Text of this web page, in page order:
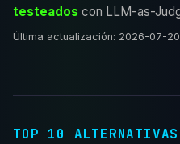
testeados con LLM-as-
Última actualización: 2026-07-20
TOP 10